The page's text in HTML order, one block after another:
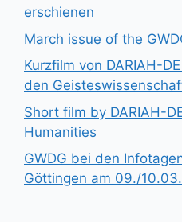
erschienen
March issue of the
Kurzfilm von DARIAH-
den
Short film by DARIAH-
Humanities
GWDG bei den
Göttingen am 09./